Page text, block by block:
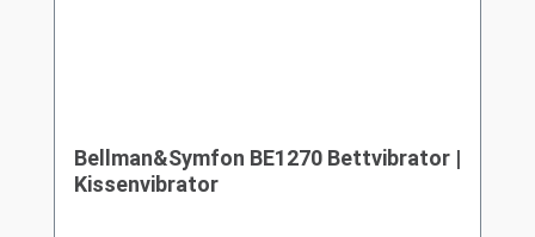
Bellman&Symfon BE1270 Bettvibrator |
Kissenvibrator